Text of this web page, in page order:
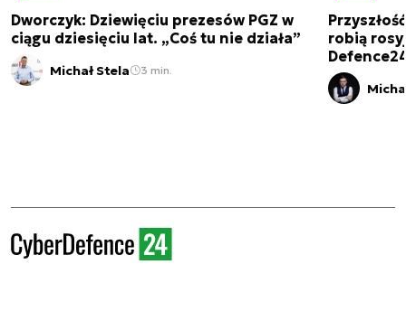
Dworczyk: Dziewięciu prezesów PGZ w
ciągu dziesięciu lat. „Coś tu nie działa”
Michał Stela 3 min.
robią